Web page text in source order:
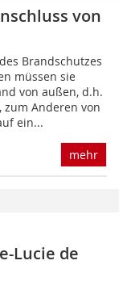
von
Brandschutzes
müssen sie
von außen, d.h.
zum Anderen von
ein...
mehr
Lucie de